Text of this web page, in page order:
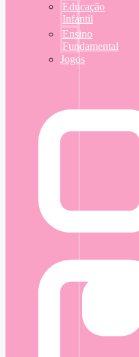
Educação
Infantil
Ensino
Fundamental
Jogos